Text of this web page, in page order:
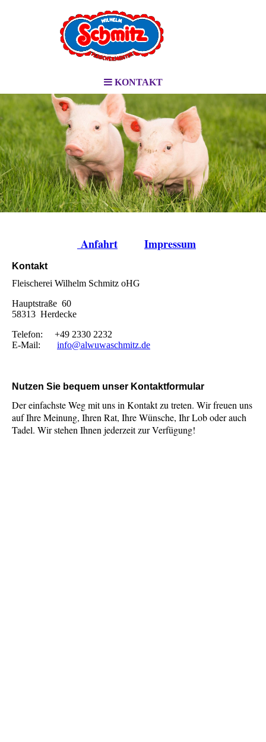
KONTAKT
Anfahrt Impressum
Kontakt
Fleischerei Wilhelm Schmitz oHG
Hauptstraße 60
58313 Herdecke
Telefon: +49 2330 2232
E-Mail: info@alwuwaschmitz.de
Nutzen Sie bequem unser Kontaktformular
Der einfachste Weg mit uns in Kontakt zu treten. Wir freuen uns
auf Ihre Meinung, Ihren Rat, Ihre Wünsche, Ihr Lob oder auch
Tadel. Wir stehen Ihnen jederzeit zur Verfügung!